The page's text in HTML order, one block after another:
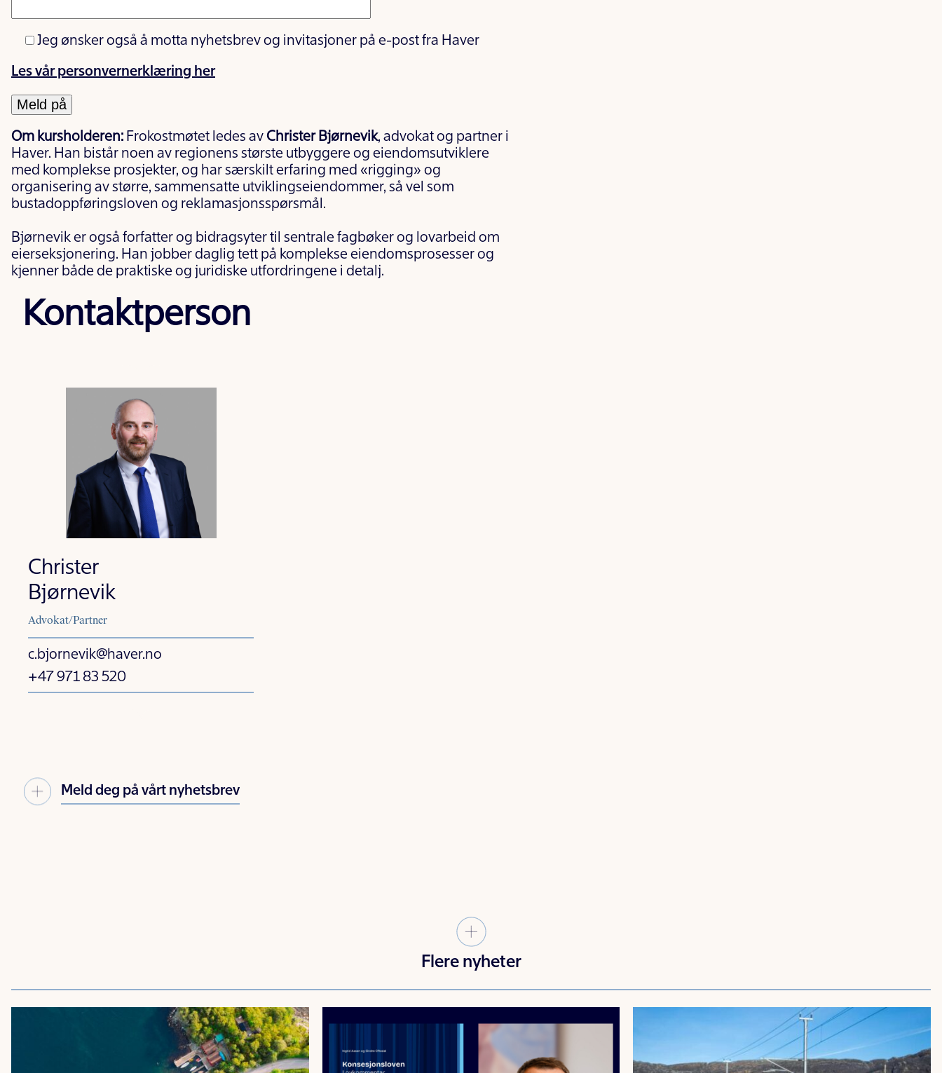
Jeg ønsker også å motta nyhetsbrev og invitasjoner på e-post fra Haver
Les vår personvernerklæring her
Om kursholderen: Frokostmøtet ledes av Christer Bjørnevik, advokat og partner i
Haver. Han bistår noen av regionens største utbyggere og eiendomsutviklere
med komplekse prosjekter, og har særskilt erfaring med «rigging» og
organisering av større, sammensatte utviklingseiendommer, så vel som
bustadoppføringsloven og reklamasjonsspørsmål.
Bjørnevik er også forfatter og bidragsyter til sentrale fagbøker og lovarbeid om
eierseksjonering. Han jobber daglig tett på komplekse eiendomsprosesser og
kjenner både de praktiske og juridiske utfordringene i detalj.
Kontaktperson
Christer
Bjørnevik
Advokat/Partner
c.bjornevik@haver.no
+47 971 83 520
Meld deg på vårt nyhetsbrev
Flere nyheter